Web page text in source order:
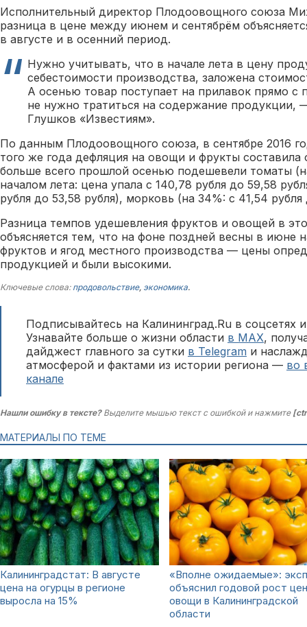
Исполнительный директор Плодоовощного союза
разница в цене между июнем и сентябрём
в августе и в осенний период.
Нужно учитывать, что в начале лета в цену
себестоимости производства, заложена
А осенью товар поступает на прилавок прямо с
не нужно тратиться на содержание продукции,
Глушков «Известиям».
По данным Плодоовощного союза, в сентябре 2016
того же года дефляция на овощи и фрукты составила
больше всего прошлой осенью подешевели томаты
началом лета: цена упала с 140,78 рубля до 59,58
рубля до 53,58 рубля), морковь (на 34%: с 41,54 рубля
Разница темпов удешевления фруктов и овощей в
объясняется тем, что на фоне поздней весны в июне
фруктов и ягод местного производства — цены
продукцией и были высокими.
Ключевые слова: продовольствие, экономика.
Подписывайтесь на Калининград.Ru в соцсетях
Узнавайте больше о жизни области в MAX,
дайджест главного за сутки в Telegram и
атмосферой и фактами из истории региона — во
канале
Нашли ошибку в тексте?Выделите мышью текст с ошибкой и нажмите
МАТЕРИАЛЫ ПО ТЕМЕ
Калининградстат: В августе
цена на огурцы в регионе
выросла на 15%
«Вполне ожидаемые»:
объяснил годовой рост
овощи в Калининградской
области